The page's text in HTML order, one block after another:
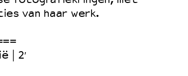
van haar werk.
| 2′